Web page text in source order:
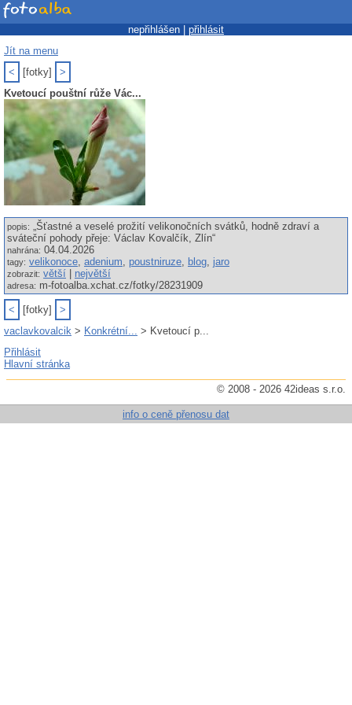
nepřihlášen | přihlásit
Jít na menu
<
[fotky]
>
Kvetoucí pouštní růže Vác...
popis: „Šťastné a veselé prožití velikonočních svátků, hodně zdraví a
sváteční pohody přeje: Václav Kovalčík, Zlín“
nahrána: 04.04.2026
tagy: velikonoce, adenium, poustniruze, blog, jaro
zobrazit: větší největší
adresa: m-fotoalba.xchat.cz/fotky/28231909
< [fotky]
>
vaclavkovalcik > Konkrétní... > Kvetoucí p...
Přihlásit
Hlavní stránka
© 2008 - 2026 42ideas s.r.o.
info o ceně přenosu dat